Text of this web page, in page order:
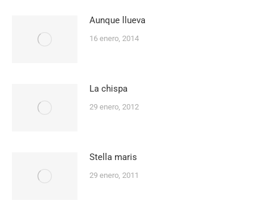
Aunque llueva
16 enero, 2014
La chispa
29 enero, 2012
Stella maris
29 enero, 2011